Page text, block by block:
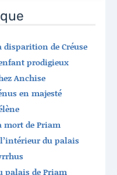
disparition de Créuse
prodigieux
Anchise
en majesté
mort de Priam
du palais
palais de Priam